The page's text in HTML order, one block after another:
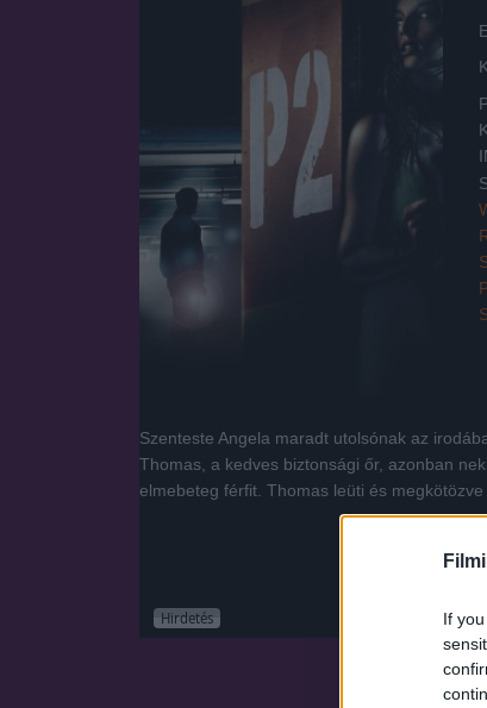
If
Hirdetés
Szenteste Angela maradt utolsónak az
Thomas, a kedves biztonsági őr, azonban
elmebeteg férfit. Thomas leüti és